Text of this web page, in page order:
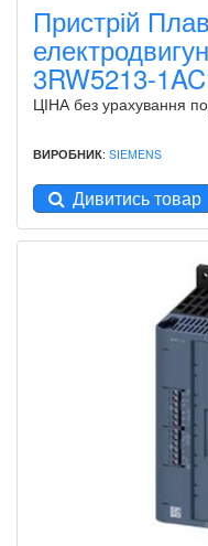
Пристрій
3RW5213-
ЦІНА без урахування
ВИРОБНИК: SIEMENS
Дивитись товар